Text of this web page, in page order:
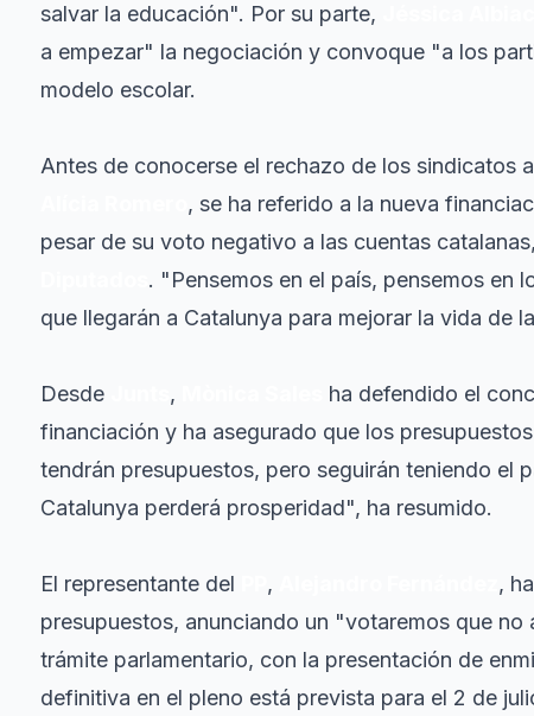
salvar la educación". Por su parte,
a empezar" la negociación y convoque "a los
modelo escolar.
Antes de conocerse el rechazo de los sindicatos
, se ha referido a la nueva
pesar de su voto negativo a las cuentas
. "Pensemos en el país, pensemos en
que llegarán a Catalunya para mejorar la vida de
Desde ,
ha defendido el
financiación y ha asegurado que los
tendrán presupuestos, pero seguirán teniendo el
Catalunya perderá prosperidad", ha resumido.
El representante del ,
,
presupuestos, anunciando un "votaremos que
trámite parlamentario, con la presentación de
definitiva en el pleno está prevista para el 2 de